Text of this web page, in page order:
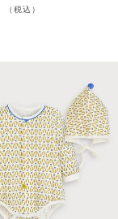
税込